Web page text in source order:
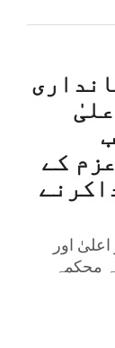
کے
اور
محکمہ